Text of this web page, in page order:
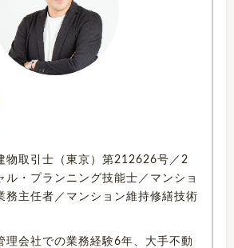
物取引士（東京）第212626号／2
ル・プランニング技能士／マンショ
務主任者／マンション維持修繕技術
理会社での業務経験6年、大手不動